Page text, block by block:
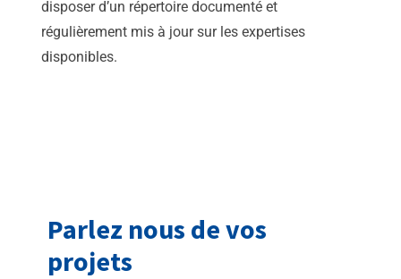
disposer d’un répertoire documenté et
régulièrement mis à jour sur les expertises
disponibles.
Parlez nous de vos
projets